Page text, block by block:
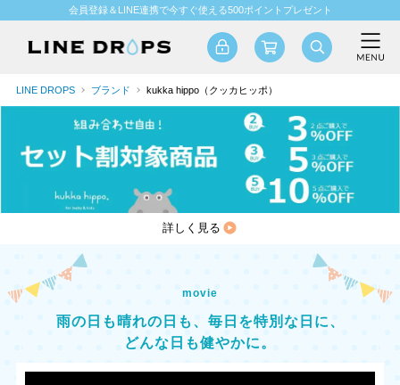
会員登録＆LINE連携で今すぐ使える500ポイントプレゼント
LINE DROPS ブランド kukka hippo（クッカヒッポ）
詳しく見る
movie
雨の日も晴れの日も、毎日を特別な日に、
どんな日も健やかに。